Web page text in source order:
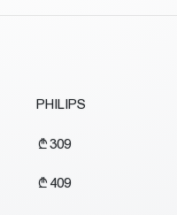
PHILIPS
309
409